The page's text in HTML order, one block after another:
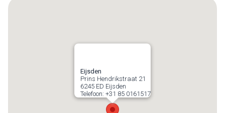
Eijsden
Prins Hendrikstraat 21
6245 ED Eijsden
Telefoon: +31 85 0161517